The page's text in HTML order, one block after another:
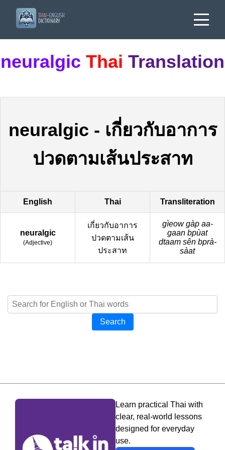
neuralgic Thai Translation
neuralgic - เกี่ยวกับอาการ
ปวดตามเส้นประสาท
English Thai Transliteration
neuralgic
(Adjective)
เกี่ยวกับอาการ
ปวดตามเส้น
ประสาท
gìeow gàp aa-
gaan bpùat
dtaam sên bprà-
sàat
Search
Learn practical Thai with
clear, real-world lessons
designed for everyday
use.